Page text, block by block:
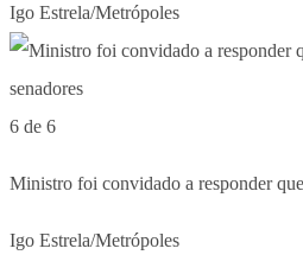
Igo Estrela/Metrópoles
6 de 6
Ministro foi convidado a responder
Igo Estrela/Metrópoles